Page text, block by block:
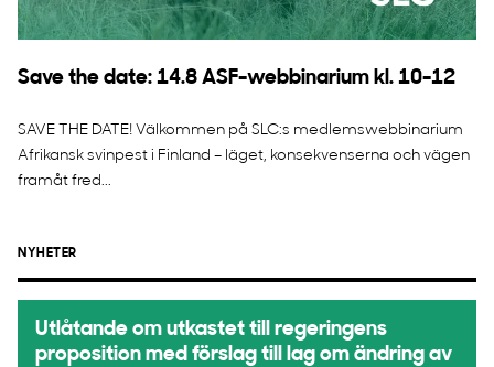
Save the date: 14.8 ASF-webbinarium kl. 10-12
SAVE THE DATE! Välkommen på SLC:s medlemswebbinarium
Afrikansk svinpest i Finland – läget, konsekvenserna och vägen
framåt fred...
NYHETER
Utlåtande om utkastet till regeringens
proposition med förslag till lag om ändring av